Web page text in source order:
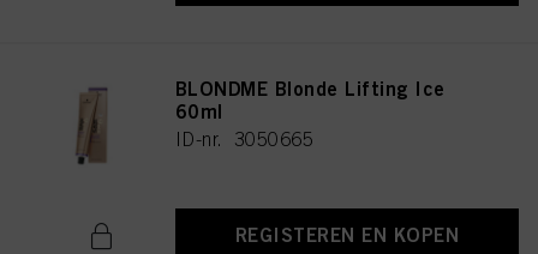
BLONDME Blonde Lifting Ice
60ml
ID-nr. 3050665
REGISTEREN EN KOPEN